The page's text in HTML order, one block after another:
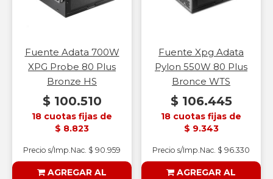
Fuente Adata 700W
XPG Probe 80 Plus
Bronze HS
$ 100.510
18 cuotas fijas de
$ 8.823
Precio s/Imp.Nac. $ 90.959
AGREGAR AL
Fuente Xpg Adata
Pylon 550W 80 Plus
Bronce WTS
$ 106.445
18 cuotas fijas de
$ 9.343
Precio s/Imp.Nac. $ 96.330
AGREGAR AL